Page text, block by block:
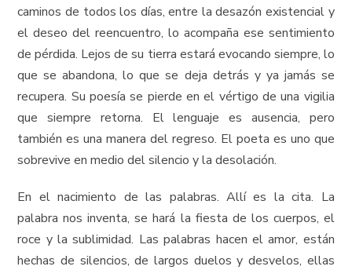
caminos de todos los días, entre la desazón existencial y
el deseo del reencuentro, lo acompaña ese sentimiento
de pérdida. Lejos de su tierra estará evocando siempre, lo
que se abandona, lo que se deja detrás y ya jamás se
recupera. Su poesía se pierde en el vértigo de una vigilia
que siempre retorna. El lenguaje es ausencia, pero
también es una manera del regreso. El poeta es uno que
sobrevive en medio del silencio y la desolación.
En el nacimiento de las palabras. Allí es la cita. La
palabra nos inventa, se hará la fiesta de los cuerpos, el
roce y la sublimidad. Las palabras hacen el amor, están
hechas de silencios, de largos duelos y desvelos, ellas